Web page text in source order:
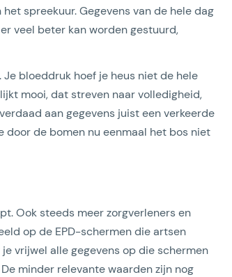
spreekuur. Gegevens van de hele dag
veel beter kan worden gestuurd,
bloeddruk hoef je heus niet de hele
mooi, dat streven naar volledigheid,
aan gegevens juist een verkeerde
door de bomen nu eenmaal het bos niet
Ook steeds meer zorgverleners en
op de EPD-schermen die artsen
vrijwel alle gegevens op die schermen
minder relevante waarden zijn nog